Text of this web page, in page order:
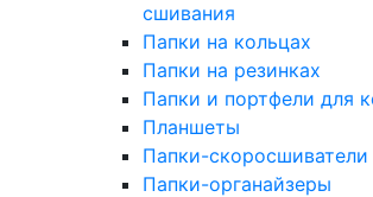
сшивания
Папки на кольцах
Папки на резинках
Папки и портфели для
Планшеты
Папки-
Папки-органайзеры